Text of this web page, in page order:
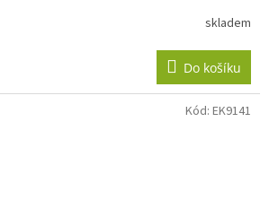
skladem
Do košíku
Kód: EK9141